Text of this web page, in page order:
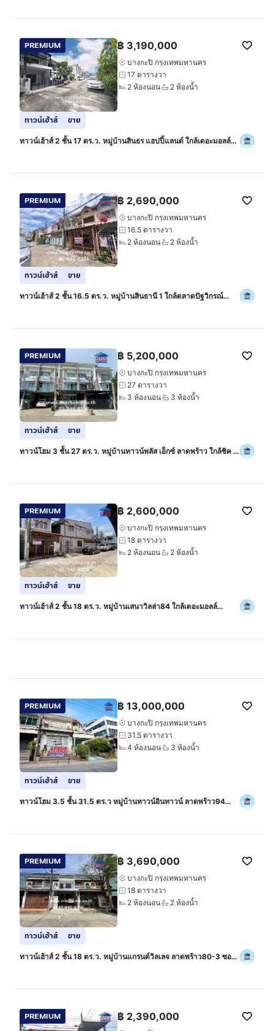
PREMIUM ฿ 3,190,000
บางกะปิ กรุงเทพมหานคร
17 ตารางวา
2 ห้องนอน
2 ห้องน้ำ
ทาวน์เฮ้าส์ ขาย
ทาวน์เฮ้าส์ 2 ชั้น 17 ตร.ว. หมู่บ้านสินธร แฮปปี้แลนด์ ใกล้เดอะมอลล์
PREMIUM ฿ 2,690,000
บางกะปิ กรุงเทพมหานคร
16.5 ตารางวา
2 ห้องนอน
2 ห้องน้ำ
ทาวน์เฮ้าส์ ขาย
ทาวน์เฮ้าส์ 2 ชั้น 16.5 ตร.ว. หมู่บ้านสินธานี 1 ใกล้ตลาดปัฐวิกรณ์
PREMIUM ฿ 5,200,000
บางกะปิ กรุงเทพมหานคร
27 ตารางวา
3 ห้องนอน
3 ห้องน้ำ
ทาวน์เฮ้าส์ ขาย
ทาวน์โฮม 3 ชั้น 27 ตร.ว. หมู่บ้านทาวน์พลัส เอ็กซ์ ลาดพร้าว ใกล้ชิค รี
PREMIUM ฿ 2,600,000
บางกะปิ กรุงเทพมหานคร
18 ตารางวา
2 ห้องนอน
2 ห้องน้ำ
ทาวน์เฮ้าส์ ขาย
ทาวน์เฮ้าส์ 2 ชั้น 18 ตร.ว. หมู่บ้านเสนาวิลล่า84 ใกล้เดอะมอลล์
PREMIUM ฿ 13,000,000
บางกะปิ กรุงเทพมหานคร
31.5 ตารางวา
4 ห้องนอน
3 ห้องน้ำ
ทาวน์เฮ้าส์ ขาย
ทาวน์โฮม 3.5 ชั้น 31.5 ตร.ว หมู่บ้านทาวน์อินทาวน์ ลาดพร้าว94
PREMIUM ฿ 3,690,000
บางกะปิ กรุงเทพมหานคร
18 ตารางวา
2 ห้องนอน
2 ห้องน้ำ
ทาวน์เฮ้าส์ ขาย
ทาวน์เฮ้าส์ 2 ชั้น 18 ตร.ว. หมู่บ้านแกรนด์วิลเลจ ลาดพร้าว80-3 ซอย
PREMIUM ฿ 2,390,000